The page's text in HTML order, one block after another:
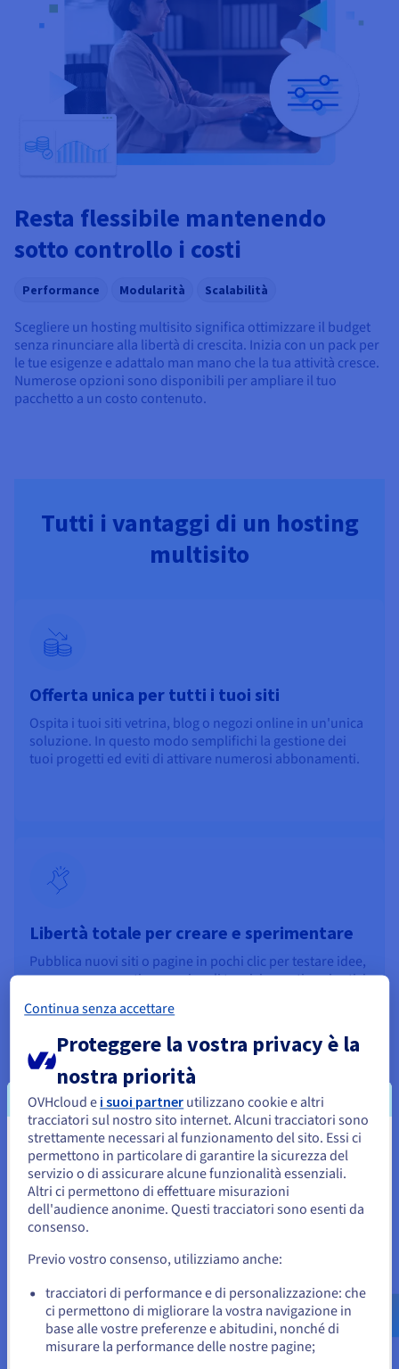
Resta flessibile mantenendo
sotto controllo i costi
Performance Modularità Scalabilità
Scegliere un hosting multisito significa ottimizzare il budget
senza rinunciare alla libertà di crescita. Inizia con un pack per
le tue esigenze e adattalo man mano che la tua attività cresce.
Numerose opzioni sono disponibili per ampliare il tuo
pacchetto a un costo contenuto.
Tutti i vantaggi di un hosting
multisito
Offerta unica per tutti i tuoi siti
Ospita i tuoi siti vetrina, blog o negozi online in un'unica
soluzione. In questo modo semplifichi la gestione dei
tuoi progetti ed eviti di attivare numerosi abbonamenti.
Libertà totale per creare e sperimentare
Pubblica nuovi siti o pagine in pochi clic per testare idee,
campagne o eventi senza vincoli tecnici o costi aggiuntivi.
Hosting che si evolve con le tue esigenze
Sviluppa i tuoi progetti senza cambiare infrastruttura
aggiungendo risorse, domini e database in base alla tua
crescita.
Sembra che la tua localizzazione sia
Stati Uniti
Per effettuare un ordine da Stati Uniti, è necessario accedere al
sito web del Paese e creare un account.
Vai al sito Stati Uniti
us.ovhcloud.com/
Inglese USD - $
o
Continua senza accettare
Proteggere la vostra privacy è la
nostra priorità
OVHcloud e i suoi partner utilizzano cookie e altri
tracciatori sul nostro sito internet. Alcuni tracciatori sono
strettamente necessari al funzionamento del sito. Essi ci
permettono in particolare di garantire la sicurezza del
servizio o di assicurare alcune funzionalità essenziali.
Altri ci permettono di effettuare misurazioni
dell'audience anonime. Questi tracciatori sono esenti da
consenso.
Previo vostro consenso, utilizziamo anche:
tracciatori di performance e di personalizzazione: che
ci permettono di migliorare la vostra navigazione in
base alle vostre preferenze e abitudini, nonché di
misurare la performance delle nostre pagine;